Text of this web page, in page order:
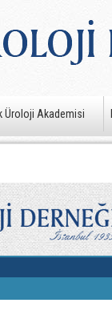
Üroloji Akademisi